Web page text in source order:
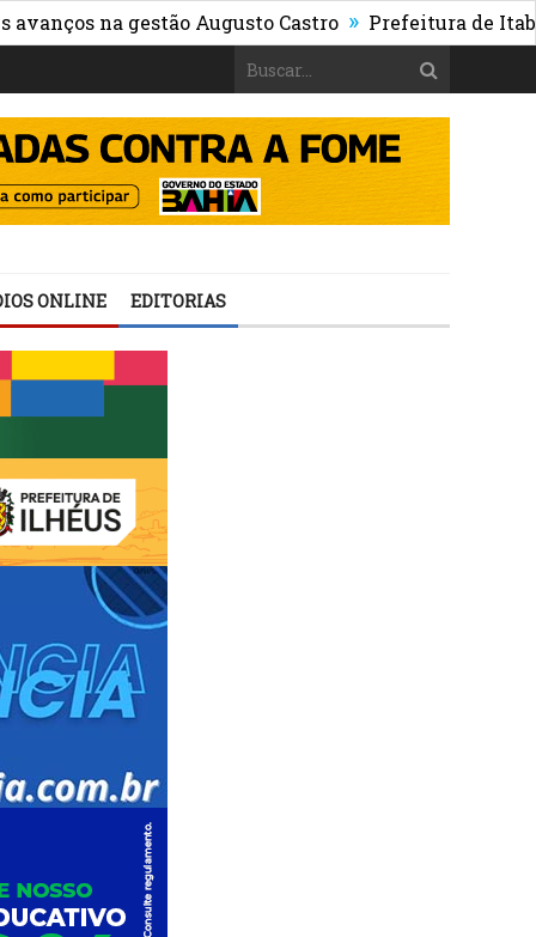
na gestão Augusto Castro » Prefeitura de Itabuna
ONLINE EDITORIAS